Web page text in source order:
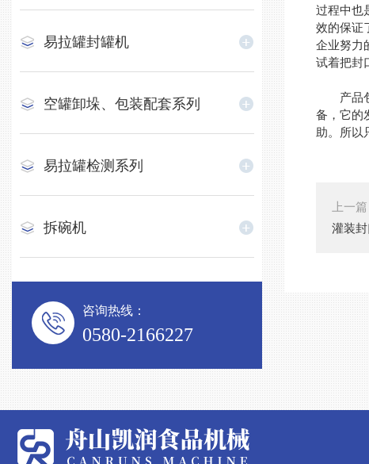
易拉罐封罐机
空罐卸垛、包装配套系列
易拉罐检测系列
拆碗机
咨询热线：
0580-2166227
过程中也
效的保证
企业努力
试着把封
产品包
备，它的
助。所以
上一篇
灌装